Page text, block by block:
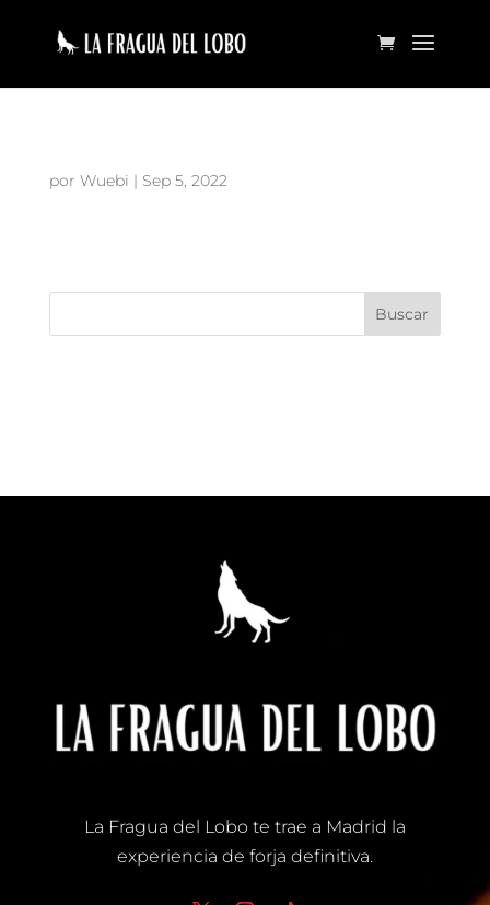
por Wuebi | Sep 5, 2022
La Fragua del Lobo te trae a Madrid la
experiencia de forja definitiva.